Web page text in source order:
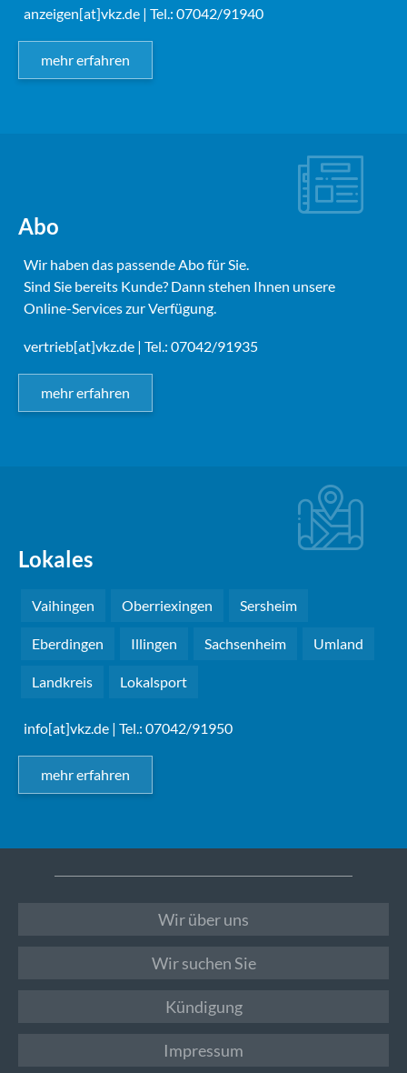
anzeigen[at]vkz.de | Tel.: 07042/91940
mehr erfahren
Abo
Wir haben das passende Abo für Sie.
Sind Sie bereits Kunde? Dann stehen Ihnen unsere
Online-Services zur Verfügung.
vertrieb[at]vkz.de | Tel.: 07042/91935
mehr erfahren
Lokales
Vaihingen Oberriexingen Sersheim
Eberdingen Illingen Sachsenheim Umland
Landkreis Lokalsport
info[at]vkz.de | Tel.: 07042/91950
mehr erfahren
Wir über uns
Wir suchen Sie
Kündigung
Impressum